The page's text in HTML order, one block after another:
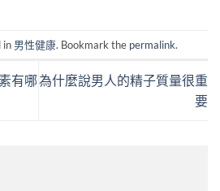
in 男性健康. Bookmark the permalink.
有哪為什麼說男人的精子質量很重
要